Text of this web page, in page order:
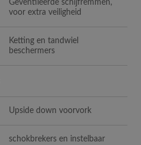
Geventileerde schijfremmen,
voor extra veiligheid
Ketting en tandwiel
beschermers
Upside down voorvork
schokbrekers en instelbaar